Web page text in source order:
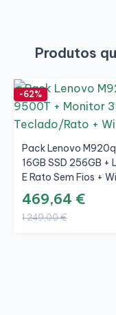
Produtos
-62%
Pack Lenovo
16GB SSD 256GB +
E Rato Sem Fios +
469,64 €
1 249,00 €